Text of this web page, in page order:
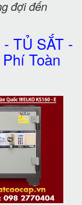
đợi đến
TỦ SẮT -
Toàn